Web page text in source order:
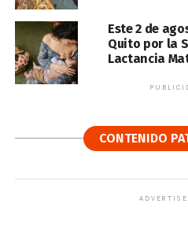
Este 2 de
Quito por la
Lactancia
CONTENIDO